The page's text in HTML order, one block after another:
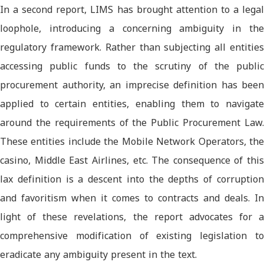
In a second report, LIMS has brought attention to a legal
loophole, introducing a concerning ambiguity in the
regulatory framework. Rather than subjecting all entities
accessing public funds to the scrutiny of the public
procurement authority, an imprecise definition has been
applied to certain entities, enabling them to navigate
around the requirements of the Public Procurement Law.
These entities include the Mobile Network Operators, the
casino, Middle East Airlines, etc. The consequence of this
lax definition is a descent into the depths of corruption
and favoritism when it comes to contracts and deals. In
light of these revelations, the report advocates for a
comprehensive modification of existing legislation to
eradicate any ambiguity present in the text.